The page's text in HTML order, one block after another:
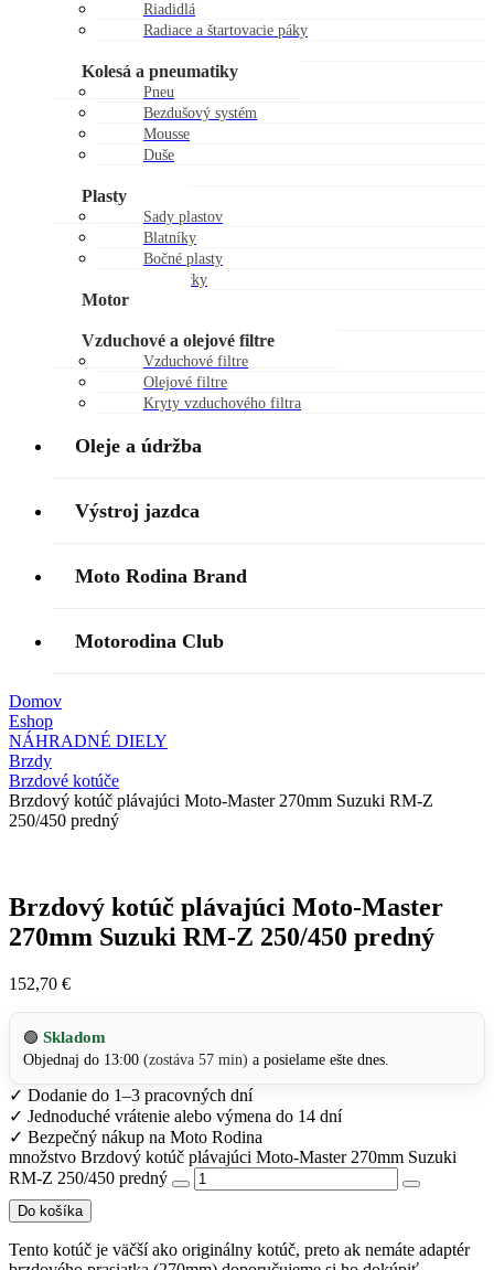
Riadidlá
Radiace a štartovacie páky
Kolesá a pneumatiky
Pneu
Bezdušový systém
Mousse
Duše
Plasty
Sady plastov
Blatníky
Bočné plasty
Chráničky
Motor
Vzduchové a olejové filtre
Vzduchové filtre
Olejové filtre
Kryty vzduchového filtra
Oleje a údržba
Výstroj jazdca
Moto Rodina Brand
Motorodina Club
Domov
Eshop
NÁHRADNÉ DIELY
Brzdy
Brzdové kotúče
Brzdový kotúč plávajúci Moto-Master 270mm Suzuki RM-Z
250/450 predný
Brzdový kotúč plávajúci Moto-Master
270mm Suzuki RM-Z 250/450 predný
152,70 €
🟢 Skladom
Objednaj do 13:00 (zostáva 57 min) a posielame ešte dnes.
✓ Dodanie do 1–3 pracovných dní
✓ Jednoduché vrátenie alebo výmena do 14 dní
✓ Bezpečný nákup na Moto Rodina
množstvo Brzdový kotúč plávajúci Moto-Master 270mm Suzuki
RM-Z 250/450 predný
Do košíka
Tento kotúč je väčší ako originálny kotúč, preto ak nemáte adaptér